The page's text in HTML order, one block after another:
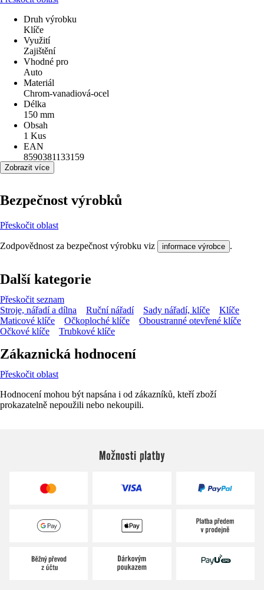
Druh výrobku
Klíče
Využití
Zajištění
Vhodné pro
Auto
Materiál
Chrom-vanadiová-ocel
Délka
150 mm
Obsah
1 Kus
EAN
8590381133159
Zobrazit více
Bezpečnost výrobků
Přeskočit oblast
Zodpovědnost za bezpečnost výrobku viz informace výrobce .
Další kategorie
Přeskočit seznam
Stroje, nářadí a dílna
Ruční nářadí Sady nářadí, klíče
Klíče
Maticové klíče
Očkoploché klíče
Oboustranné otevřené klíče
Očkové klíče
Trubkové klíče
Zákaznická hodnocení
Přeskočit oblast
Hodnocení mohou být napsána i od zákazníků, kteří zboží
prokazatelně nepoužili nebo nekoupili.
Možnosti platby